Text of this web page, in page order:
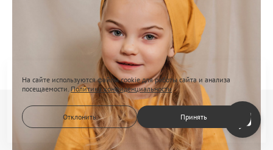
На сайте используются файлы cookie для работы сайта и анализа
посещаемости. Политика конфиденциальности
Отклонить Принять